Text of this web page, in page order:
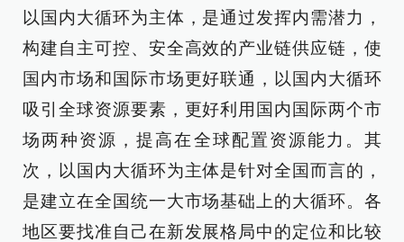
以国内大循环为主体，是通过发挥内需潜力，
构建自主可控、安全高效的产业链供应链，使
国内市场和国际市场更好联通，以国内大循环
吸引全球资源要素，更好利用国内国际两个市
场两种资源，提高在全球配置资源能力。其
次，以国内大循环为主体是针对全国而言的，
是建立在全国统一大市场基础上的大循环。各
地区要找准自己在新发展格局中的定位和比较